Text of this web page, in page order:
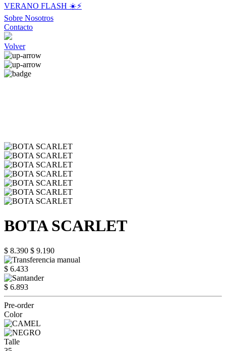
VERANO FLASH ☀️⚡️
Sobre Nosotros
Contacto
Volver
BOTA SCARLET
$ 8.390 $ 9.190
$ 6.433
$ 6.893
Pre-order
Color
Talle